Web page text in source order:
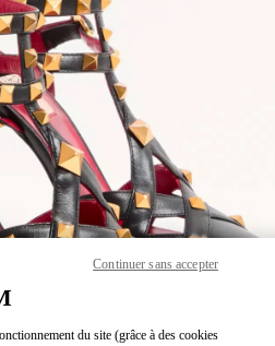
Link Opens in New Tab
du site (grâce à des cookies
Continuer sans accepter